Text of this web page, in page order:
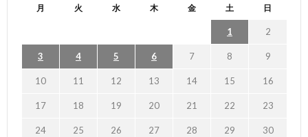
月 火 水 木 金 土 日
1 2
3 4 5 6 7 8 9
10 11 12 13 14 15 16
17 18 19 20 21 22 23
24 25 26 27 28 29 30